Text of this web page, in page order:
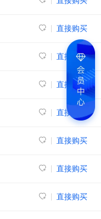
直接购买
直接购买
直接购买
直接购买
直接购买
直接购买
直接购买